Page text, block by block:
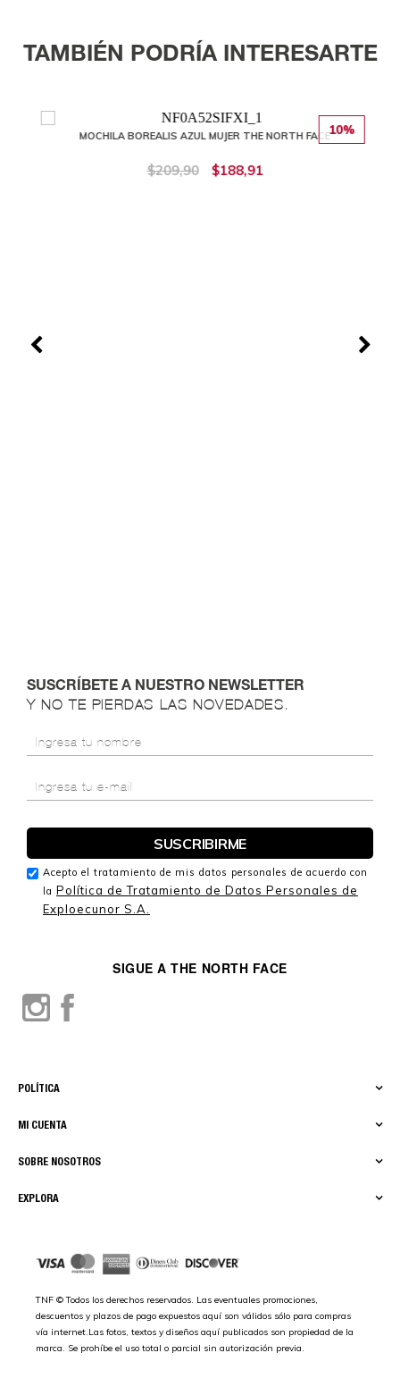
TAMBIÉN PODRÍA INTERESARTE
10%
MOCHILA BOREALIS AZUL MUJER THE NORTH FACE
$209,90 $188,91
EXPLORA
SOBRE NOSOTROS
MI CUENTA
POLÍTICA
SIGUE A THE NORTH FACE
TNF © Todos los derechos reservados. Las eventuales promociones,
descuentos y plazos de pago expuestos aquí son válidos sólo para compras
vía internet.Las fotos, textos y diseños aquí publicados son propiedad de la
marca. Se prohíbe el uso total o parcial sin autorización previa.
SUSCRÍBETE A NUESTRO NEWSLETTER
Y NO TE PIERDAS LAS NOVEDADES.
Acepto el tratamiento de mis datos personales de acuerdo con
la Política de Tratamiento de Datos Personales de
Exploecunor S.A.